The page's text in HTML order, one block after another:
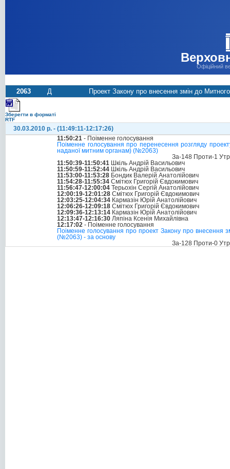
Офіційний
2063 Д Проект Закону про внесення змін до
Зберегти в форматі
RTF
30.03.2010 р. - (11:49:11-12:17:26)
11:50:21 - Поіменне голосування
Поіменне голосування про перенесення розгляду
наданої митним органам) (№2063)
За-148 Проти-1
11:50:39-11:50:41 Шкіль Андрій Васильович
11:50:59-11:52:44 Шкіль Андрій Васильович
11:53:00-11:53:28 Бондик Валерій Анатолійович
11:54:28-11:55:34 Смітюх Григорій Євдокимович
11:56:47-12:00:04 Терьохін Сергій Анатолійович
12:00:19-12:01:28 Смітюх Григорій Євдокимович
12:03:25-12:04:34 Кармазін Юрій Анатолійович
12:06:26-12:09:18 Смітюх Григорій Євдокимович
12:09:36-12:13:14 Кармазін Юрій Анатолійович
12:13:47-12:16:30 Ляпіна Ксенія Михайлівна
12:17:02 - Поіменне голосування
Поіменне голосування про проект Закону про внесення
(№2063) - за основу
За-128 Проти-0